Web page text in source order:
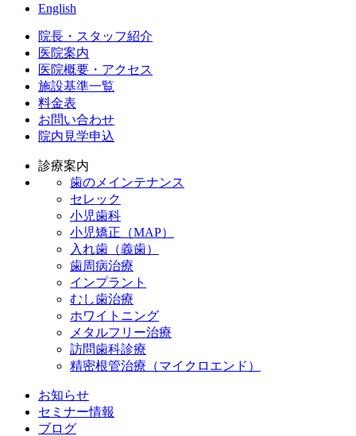
English
院長・スタッフ紹介
医院案内
医院概要・アクセス
施設基準一覧
料金表
お問い合わせ
院内見学申込
診療案内
歯のメインテナンス
セレック
小児歯科
小児矯正（MAP）
入れ歯（義歯）
歯周病治療
インプラント
むし歯治療
ホワイトニング
メタルフリー治療
訪問歯科診療
精密根管治療（マイクロエンド）
お知らせ
セミナー情報
ブログ